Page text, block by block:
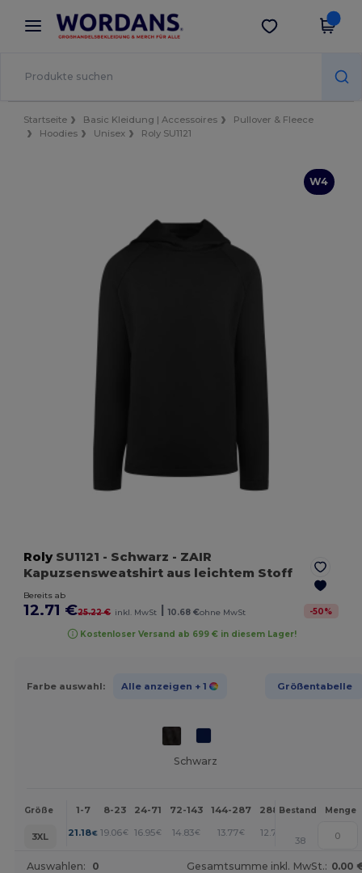
× Wordans App
Bessere Preise in der App!
App holen
Startseite Basic Kleidung | Accessoires
Pullover & Fleece
Hoodies
Unisex Roly SU1121
W4
RolySU1121 - Schwarz - ZAIR
Kapuzsensweatshirt aus leichtem Stoff
Bereits ab
12.71 €25.22 € inkl. MwSt | 10.68 €ohne MwSt -50%
Kostenloser Versand ab 699 € in diesem Lager!
Farbe auswahl: Alle anzeigen + 1 Größentabelle
Schwarz
Größe 1-7 8-23 24-71 72-143 144-287 288 + Mehr
Bestand Menge
3XL 21.18€ 19.06€ 16.95€ 14.83€ 13.77€ 12.71 +
38
Auswahlen: 0 Gesamtsumme inkl. MwSt.: 0.00